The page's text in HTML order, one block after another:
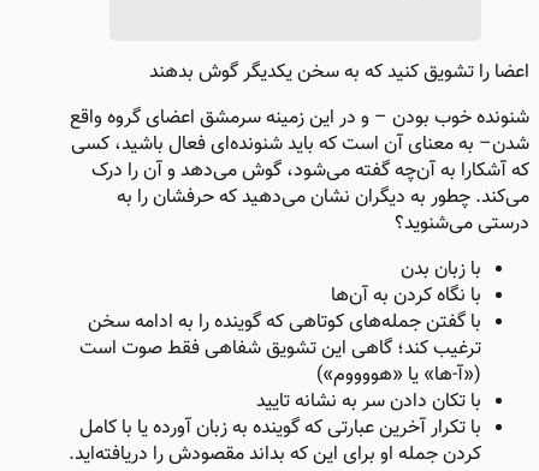
اعضا را تشویق کنید که به سخن یکدیگر گوش بدهند
شنونده خوب بودن – و در این زمینه سرمشق اعضای گروه واقع
شدن– به معنای آن است که باید شنونده‌ای فعال باشید، کسی
که آشکارا به آن‌چه گفته می‌شود، گوش می‌دهد و آن را درک
می‌کند. چطور به دیگران نشان می‌دهید که حرفشان را به
درستی می‌شنوید؟
با زبان بدن
با نگاه کردن به آن‌ها
با گفتن جمله‌های کوتاهی که گوینده را به ادامه سخن
ترغیب کند؛ گاهی این تشویق شفاهی فقط صوت است
(«آ-ها» یا «هووووم»)
با تکان دادن سر به نشانه تایید
با تکرار آخرین عبارتی که گوینده به زبان آورده یا با کامل
کردن جمله او برای این که بداند مقصودش را دریافته‌اید.